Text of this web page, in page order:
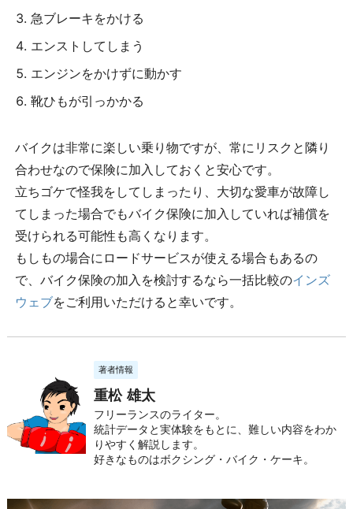
急ブレーキをかける
エンストしてしまう
エンジンをかけずに動かす
靴ひもが引っかかる
バイクは非常に楽しい乗り物ですが、常にリスクと隣り
合わせなので保険に加入しておくと安心です。
立ちゴケで怪我をしてしまったり、大切な愛車が故障し
てしまった場合でもバイク保険に加入していれば補償を
受けられる可能性も高くなります。
もしもの場合にロードサービスが使える場合もあるの
で、バイク保険の加入を検討するなら一括比較のインズ
ウェブをご利用いただけると幸いです。
著者情報
重松 雄太
フリーランスのライター。
統計データと実体験をもとに、難しい内容をわか
りやすく解説します。
好きなものはボクシング・バイク・ケーキ。